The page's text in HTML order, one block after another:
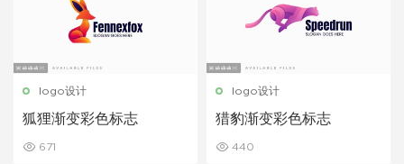
logo设计
狐狸渐变彩色标志
671
logo设计
猎豹渐变彩色标志
440